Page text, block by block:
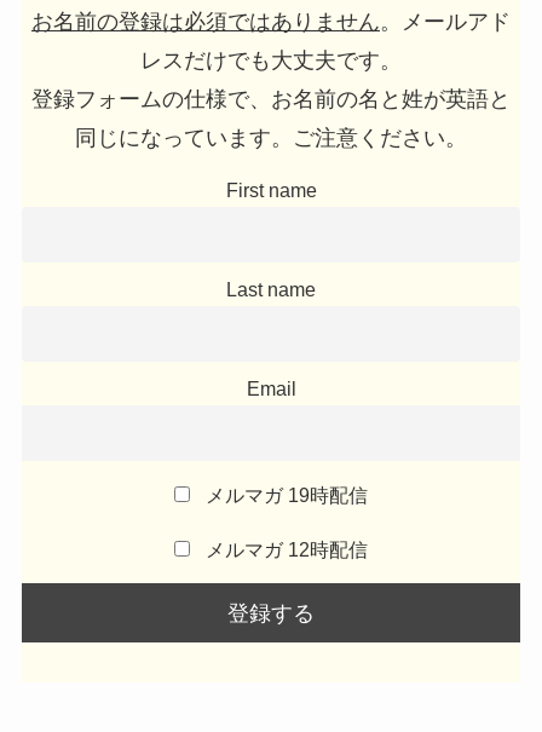
お名前の登録は必須ではありません。メールアド
レスだけでも大丈夫です。
登録フォームの仕様で、お名前の名と姓が英語と
同じになっています。ご注意ください。
First name
Last name
Email
メルマガ 19時配信
メルマガ 12時配信